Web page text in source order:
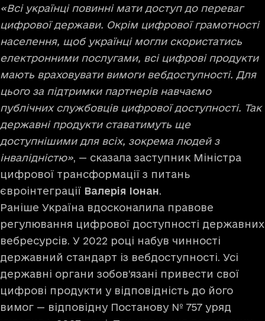
«Всі українці повинні мати доступ до переваг
цифрової держави. Окрім цифрової грамотності
населення, щоб українці могли скористатись
електронними послугами, всі цифрові продукти
мають враховувати вимоги вебдоступності. Для
цього за підтримки партнерів навчаємо
публічних службовців цифрової доступності. Так
державні продукти ставатимуть ще
доступнішими для всіх, зокрема людей з
інвалідністю», — сказала заступник Міністра
цифрової трансформації з питань
євроінтеграції Валерія Іонан.
Раніше Україна вдосконалила правове
регулювання цифрової доступності державних
вебресурсів. У 2022 році набув чинності
державний стандарт із вебдоступності. Усі
державні органи зобов’язані привести свої
цифрові продукти у відповідність до його
вимог — відповідну Постанову № 757 уряд